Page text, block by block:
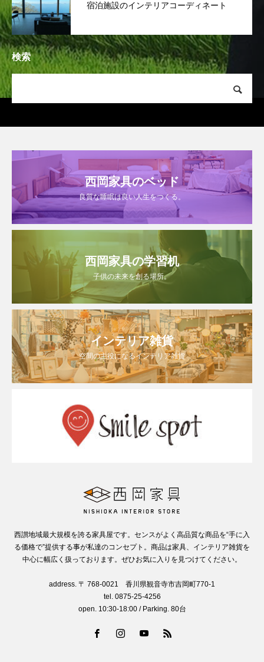
宿泊施設のインテリアコーディネート
検索
西岡家具のベッド
良質な睡眠は良い人生をつくる。
西岡家具の学習机
子供の未来を創る場所。
インテリア雑貨
空間の主役になるインテリア雑貨
西讃地域最大規模を誇る家具屋です。センスがよく高品質な商品を“手に入
る価格で”提供する事が私達のコンセプト。商品は家具、インテリア雑貨を
中心に幅広く扱っております。ぜひお気に入りを見つけてください。
address. 〒 768-0021 香川県観音寺市吉岡町770-1
tel. 0875-25-4256
open. 10:30-18:00 / Parking. 80台